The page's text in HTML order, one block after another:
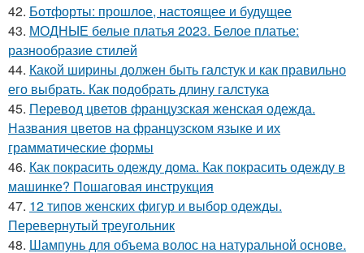
42. Ботфорты: прошлое, настоящее и будущее
43. МОДНЫЕ белые платья 2023. Белое платье:
разнообразие стилей
44. Какой ширины должен быть галстук и как правильно
его выбрать. Как подобрать длину галстука
45. Перевод цветов французская женская одежда.
Названия цветов на французском языке и их
грамматические формы
46. Как покрасить одежду дома. Как покрасить одежду в
машинке? Пошаговая инструкция
47. 12 типов женских фигур и выбор одежды.
Перевернутый треугольник
48. Шампунь для объема волос на натуральной основе.